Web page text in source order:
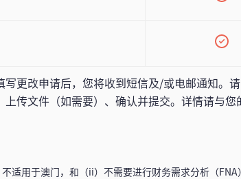
写更改申请后，您将收到短信及/或电邮通知。
传文件（如需要）、确认并提交。详情请与您
适用于澳门，和（ii）不需要进行财务需求分析（